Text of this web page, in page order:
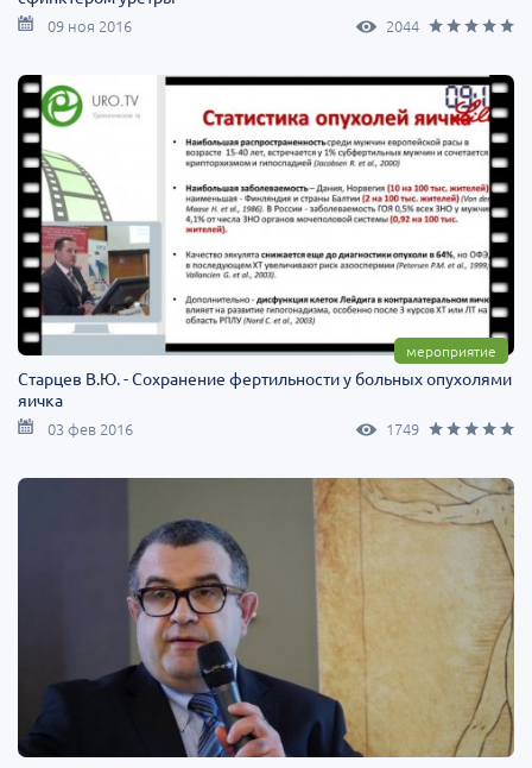
09 ноя 2016 2044
мероприятие
Старцев В.Ю. - Сохранение фертильности у больных опухолями
яичка
03 фев 2016 1749